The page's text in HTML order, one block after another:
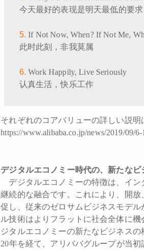
今天最好的表现是明天最低的要求
If Not Now, When? If Not Me,
此时此刻，非我莫属
Work Happily, Live Seriously
认真生活，快乐工作
それぞれのコアバリューの詳しい説明
https://www.alibaba.co.jp/news/2019/09/
デジタルエコノミー時代の、新たなビ
デジタルエコノミーの特徴は、イン
継続的な融合です。これにより、開
促し、従来のゼロサムビジネスモデ
ル技術はよりフラットに社会全体に
ジタルエコノミーの新たなビジネス
20年を経て、アリババグループが当